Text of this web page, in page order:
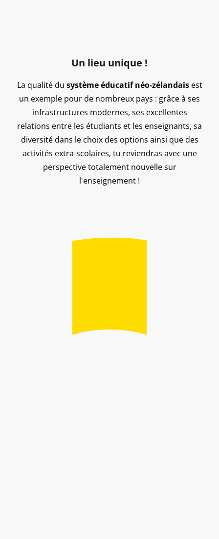
Un lieu unique !
La qualité du système éducatif néo-zélandaisest
un exemple pour de nombreux pays : grâce à ses
infrastructures modernes, ses excellentes
relations entre les étudiants et les enseignants, sa
diversité dans le choix des options ainsi que des
activités extra-scolaires, tu reviendras avec une
perspective totalement nouvelle sur
l'enseignement !